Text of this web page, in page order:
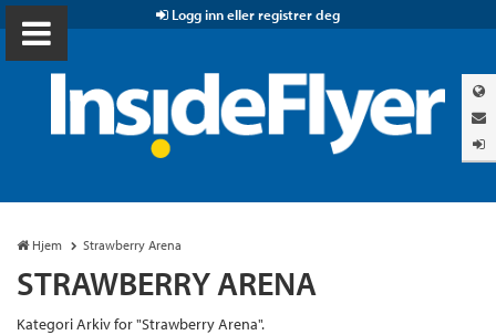
Logg inn eller registrer deg
Hjem Strawberry Arena
STRAWBERRY ARENA
Kategori Arkiv for "Strawberry Arena".